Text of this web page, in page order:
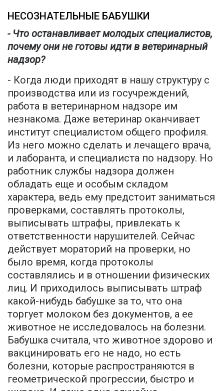
НЕСОЗНАТЕЛЬНЫЕ БАБУШКИ
- Что останавливает молодых специалистов,
почему они не готовы идти в ветеринарный
надзор?
- Когда люди приходят в нашу структуру с
производства или из госучреждений,
работа в ветеринарном надзоре им
незнакома. Даже ветеринар оканчивает
институт специалистом общего профиля.
Из него можно сделать и лечащего врача,
и лаборанта, и специалиста по надзору. Но
работник службы надзора должен
обладать еще и особым складом
характера, ведь ему предстоит заниматься
проверками, составлять протоколы,
выписывать штрафы, привлекать к
ответственности нарушителей. Сейчас
действует мораторий на проверки, но
было время, когда протоколы
составлялись и в отношении физических
лиц. И приходилось выписывать штраф
какой-нибудь бабушке за то, что она
торгует молоком без документов, а ее
животное не исследовалось на болезни.
Бабушка считала, что животное здорово и
вакцинировать его не надо, но есть
болезни, которые распространяются в
геометрической прогрессии, быстро и